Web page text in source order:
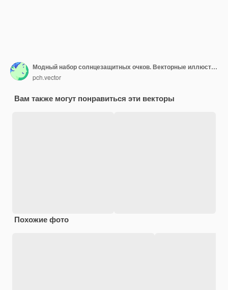
Модный набор солнцезащитных очков. Векторные иллюстрации ретро и современных очков разных форм и цветов. Коллекция мультяшных аксессуаров для защиты глаз от солнца, изолированного на белом. Концепция моды
pch.vector
Вам также могут понравиться эти векторы
Похожие фото